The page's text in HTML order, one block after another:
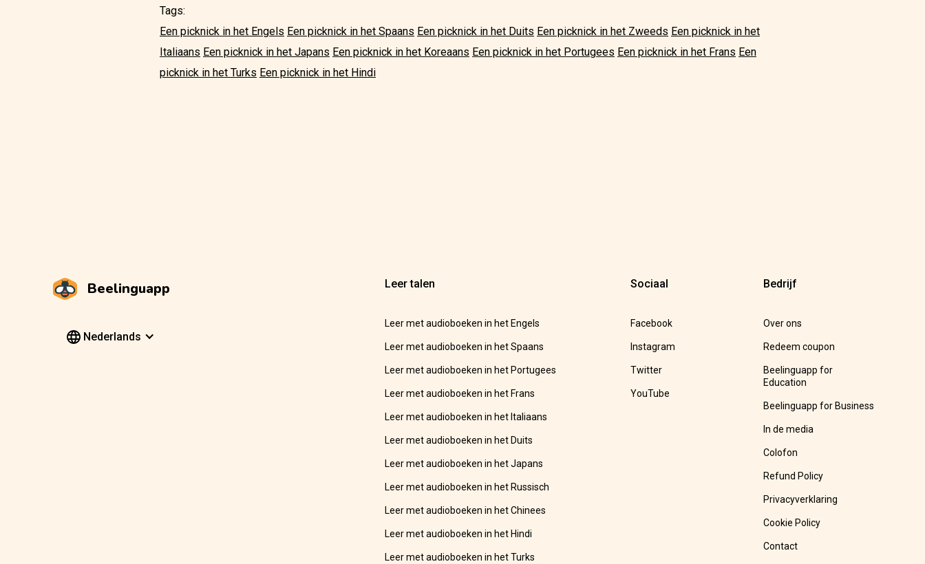
Tags:
Een picknick in het Engels Een picknick in het Spaans Een picknick in het Duits Een picknick in het Zweeds Een picknick in het
Italiaans Een picknick in het Japans Een picknick in het Koreaans Een picknick in het Portugees Een picknick in het Frans Een
picknick in het Turks Een picknick in het Hindi
Beelinguapp
Nederlands
Leer talen
Leer met audioboeken in het Engels
Leer met audioboeken in het Spaans
Leer met audioboeken in het Portugees
Leer met audioboeken in het Frans
Leer met audioboeken in het Italiaans
Leer met audioboeken in het Duits
Leer met audioboeken in het Japans
Leer met audioboeken in het Russisch
Leer met audioboeken in het Chinees
Leer met audioboeken in het Hindi
Leer met audioboeken in het Turks
Sociaal
Facebook
Instagram
Twitter
YouTube
Bedrijf
Over ons
Redeem coupon
Beelinguapp for
Education
Beelinguapp for Business
In de media
Colofon
Refund Policy
Privacyverklaring
Cookie Policy
Contact